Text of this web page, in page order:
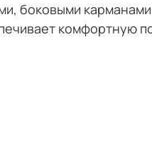
боковыми
комфортную